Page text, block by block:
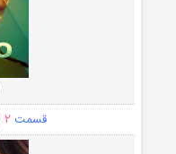
قسمت ۲ (زیرنویس)